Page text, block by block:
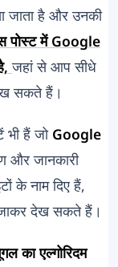
जाता है और उनकी
पोस्ट में Google
जहां से आप सीधे
सकते हैं।
भी हैं जो Google
और जानकारी
के नाम दिए हैं,
देख सकते हैं।
का एल्गोरिदम